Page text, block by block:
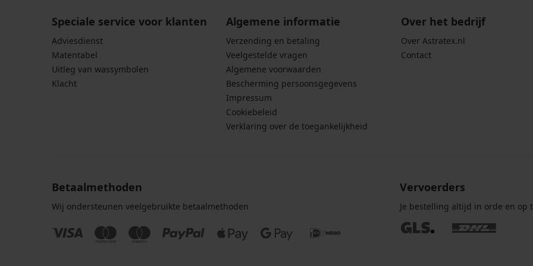
Speciale service voor klanten
Adviesdienst
Matentabel
Uitleg van wassymbolen
Klacht
Algemene informatie
Verzending en betaling
Veelgestelde vragen
Algemene voorwaarden
Bescherming persoonsgegevens
Impressum
Cookiebeleid
Verklaring over de toegankelijkheid
Over het bedrijf
Over Astratex.nl
Contact
Betaalmethoden
Wij ondersteunen veelgebruikte betaalmethoden
Vervoerders
Je bestelling altijd in orde en op